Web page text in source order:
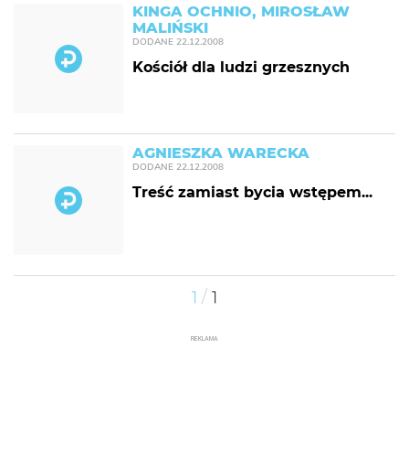
KINGA OCHNIO, MIROSŁAW
MALIŃSKI
DODANE 22.12.2008
Kościół dla ludzi grzesznych
AGNIESZKA WARECKA
DODANE 22.12.2008
Treść zamiast bycia wstępem...
1 / 1
REKLAMA